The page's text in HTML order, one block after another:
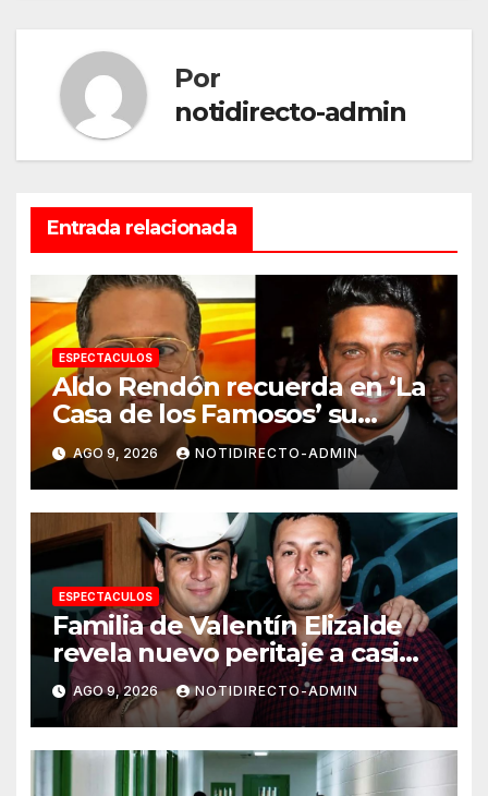
Por
notidirecto-admin
Entrada relacionada
ESPECTACULOS
Aldo Rendón recuerda en ‘La
Casa de los Famosos’ su
encuentro con Luis Miguel
AGO 9, 2026 NOTIDIRECTO-ADMIN
ESPECTACULOS
Familia de Valentín Elizalde
revela nuevo peritaje a casi
20 años de su homîcîdîo
AGO 9, 2026 NOTIDIRECTO-ADMIN